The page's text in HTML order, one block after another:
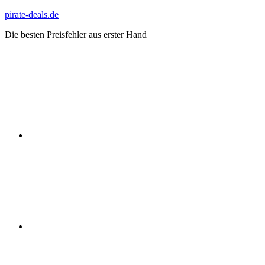
Zum
springen
pirate-deals.de
Die besten Preisfehler aus erster Hand